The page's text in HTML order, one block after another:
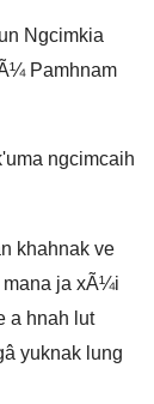
Ngcimkia
Pamhnam
ngcimcaih
khahnak ve
mana ja xÃ¼i
a hnah lut
yuknak lung